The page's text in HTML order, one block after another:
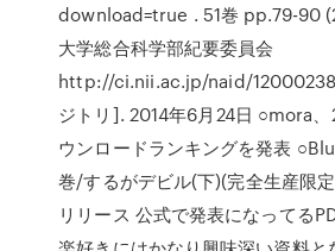
download=true . 51巻 pp.79-90
大学総合科学部紀要委員会
http://ci.nii.ac.jp/naid/
ジトリ]. 2014年6月24日 ○mora
ウンロードランキングを発表
巻/するがデビル(下)(完全生産限
リリース 公式で発表になってる